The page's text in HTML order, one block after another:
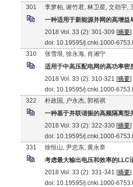
301
李梦柏, 谢竹君, 林卫星, 文劲宇,
一种适用于新能源并网的高增益
2018 Vol. 33 (2): 301-309 [摘要]
doi: 10.19595/j.cnki.1000-
310
张雪垠, 徐永海, 肖湘宁
适用于中高压配电网的高功率密
2018 Vol. 33 (2): 310-321 [摘要]
doi: 10.19595/j.cnki.1000-
322
朴政国, 户永杰, 郭裕祺
一种基于并联谐振的高频隔离型
2018 Vol. 33 (2): 322-330 [摘要]
doi: 10.19595/j.cnki.1000-
331
徐恒山, 尹忠东, 黄永章
考虑最大输出电压和效率的LLC
2018 Vol. 33 (2): 331-341 [摘要]
doi: 10.19595/j.cnki.1000-